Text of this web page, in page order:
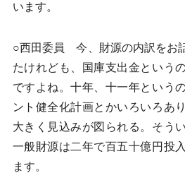
います。
○西田委員 今、財源の内訳をお
たけれども、国庫支出金という
ですよね。十年、十一年という
ント健全化計画とかいろいろあ
大きく見込みが図られる。そう
一般財源は二年で百五十億円投
ます。